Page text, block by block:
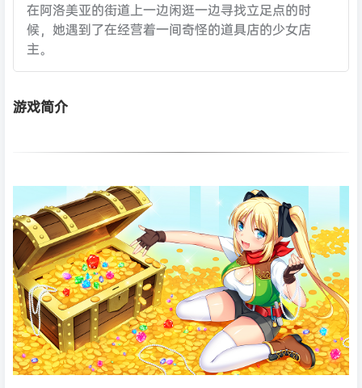
在阿洛美亚的街道上一边闲逛一边寻找立足点的时
候，她遇到了在经营着一间奇怪的道具店的少女店
主。
游戏简介